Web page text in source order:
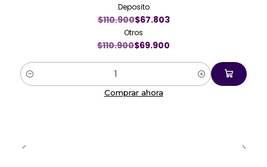
Deposito
$110.900$67.803
Otros
$110.900$69.900
Cantidad
Comprar ahora